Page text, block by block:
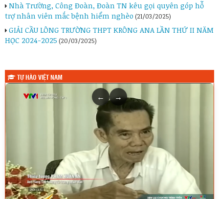
Nhà Trường, Công Đoàn, Đoàn TN kêu gọi quyên góp hỗ
trợ nhân viên mắc bệnh hiểm nghèo (21/03/2025)
GIẢI CẦU LÔNG TRƯỜNG THPT KRÔNG ANA LẦN THỨ II NĂM
HỌC 2024-2025 (20/03/2025)
TỰ HÀO VIỆT NAM
← →